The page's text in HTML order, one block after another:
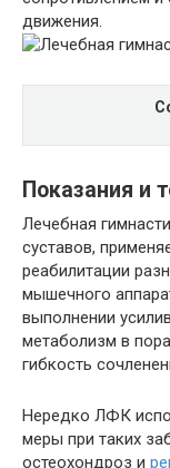
движения.
Показания и
Лечебная
суставов,
реабилитации
мышечного
выполнении
метаболизм в
гибкость
Нередко ЛФК
меры при таких
остеохондроз и